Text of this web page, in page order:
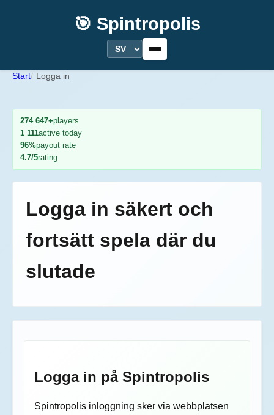
🎯 Spintropolis
Start Logga in
274 647+players
1 111active today
96%payout rate
4.7/5rating
Logga in säkert och
fortsätt spela där du
slutade
Logga in på Spintropolis
Spintropolis inloggning sker via webbplatsen